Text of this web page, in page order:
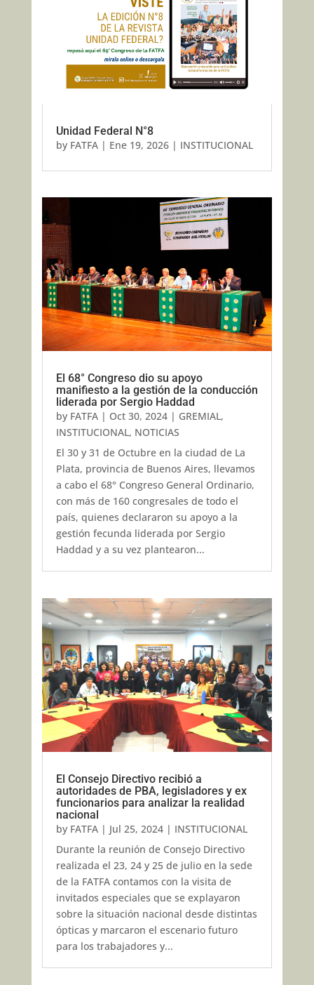
Unidad Federal N°8
by FATFA| Ene 19, 2026| INSTITUCIONAL
El 68° Congreso dio su apoyo
manifiesto a la gestión de la conducción
liderada por Sergio Haddad
by FATFA| Oct 30, 2024| GREMIAL,
INSTITUCIONAL, NOTICIAS
El 30 y 31 de Octubre en la ciudad de La
Plata, provincia de Buenos Aires, llevamos
a cabo el 68° Congreso General Ordinario,
con más de 160 congresales de todo el
país, quienes declararon su apoyo a la
gestión fecunda liderada por Sergio
Haddad y a su vez plantearon...
El Consejo Directivo recibió a
autoridades de PBA, legisladores y ex
funcionarios para analizar la realidad
nacional
by FATFA| Jul 25, 2024| INSTITUCIONAL
Durante la reunión de Consejo Directivo
realizada el 23, 24 y 25 de julio en la sede
de la FATFA contamos con la visita de
invitados especiales que se explayaron
sobre la situación nacional desde distintas
ópticas y marcaron el escenario futuro
para los trabajadores y...